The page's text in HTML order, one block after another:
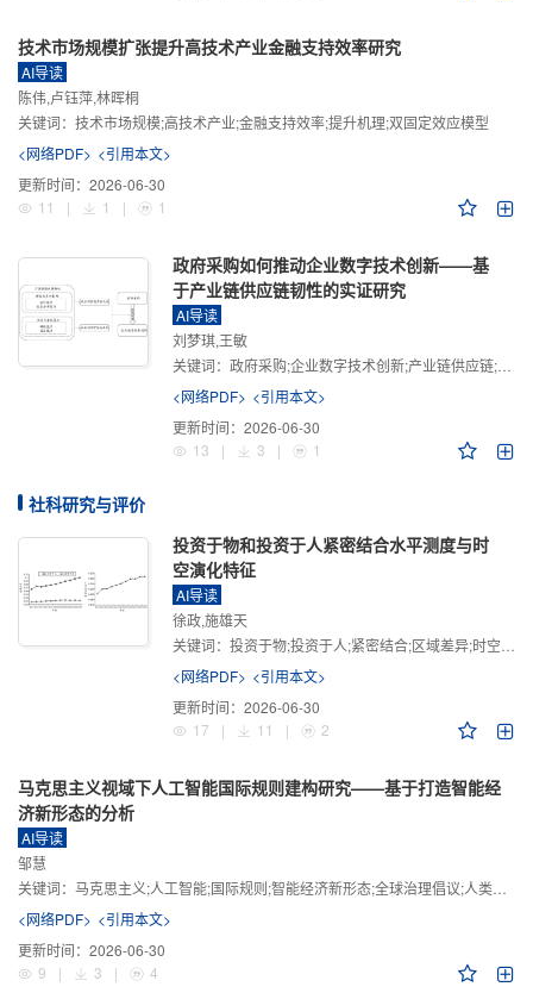
技术市场规模扩张提升高技术产业金融支持效率研究
AI导读
陈伟,卢钰萍,林晖桐
关键词： 技术市场规模;高技术产业;金融支持效率;提升机理;双固定效应模型
<网络PDF> <引用本文>
更新时间： 2026-06-30
11
| 1 | 1
政府采购如何推动企业数字技术创新——基
于产业链供应链韧性的实证研究
AI导读
刘梦琪,王敏
关键词： 政府采购;企业数字技术创新;产业链供应链;产业链供应链韧性;需求侧财政政策
<网络PDF> <引用本文>
更新时间： 2026-06-30
13
| 3 | 1
社科研究与评价
投资于物和投资于人紧密结合水平测度与时
空演化特征
AI导读
徐政,施雄天
关键词： 投资于物;投资于人;紧密结合;区域差异;时空演化
<网络PDF> <引用本文>
更新时间： 2026-06-30
17
| 11 | 2
马克思主义视域下人工智能国际规则建构研究——基于打造智能经
济新形态的分析
AI导读
邹慧
关键词： 马克思主义;人工智能;国际规则;智能经济新形态;全球治理倡议;人类命运共同体
<网络PDF> <引用本文>
更新时间： 2026-06-30
9
| 3 | 4